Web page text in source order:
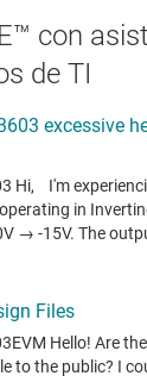
con
de TI